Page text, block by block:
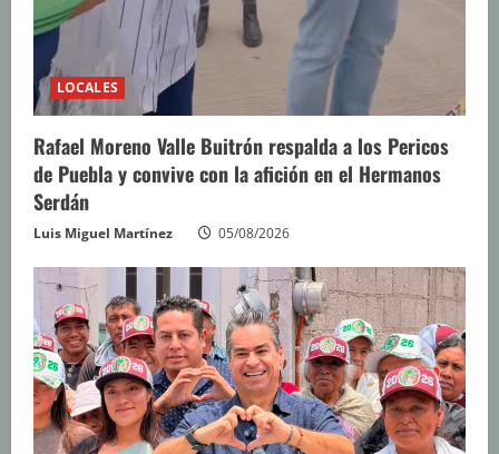
LOCALES
Rafael Moreno Valle Buitrón respalda a los Pericos
de Puebla y convive con la afición en el Hermanos
Serdán
Luis Miguel Martínez 05/08/2026